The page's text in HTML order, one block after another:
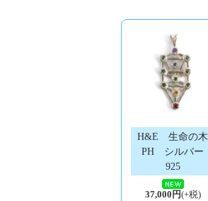
H&E 生命の木
PH シルバー
925
37,000円(+税)